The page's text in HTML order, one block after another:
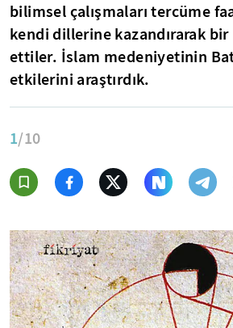
bilimsel çalışmaları tercüme
kendi dillerine kazandırarak
ettiler. İslam medeniyetinin
etkilerini araştırdık.
1/10